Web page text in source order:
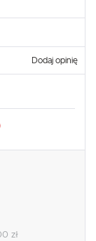
Dodaj opinię
zł